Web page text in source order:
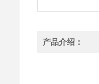
产品介绍：